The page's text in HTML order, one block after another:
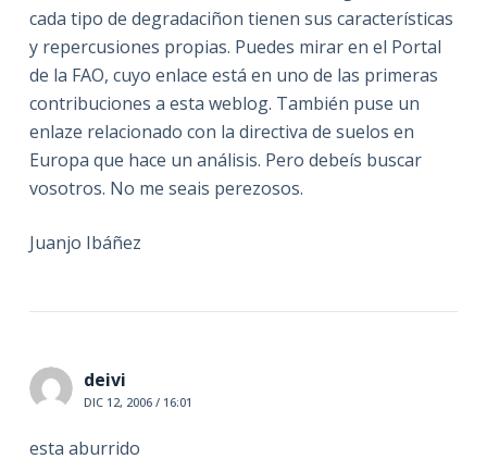
cada tipo de degradaciñon tienen sus características
y repercusiones propias. Puedes mirar en el Portal
de la FAO, cuyo enlace está en uno de las primeras
contribuciones a esta weblog. También puse un
enlaze relacionado con la directiva de suelos en
Europa que hace un análisis. Pero debeís buscar
vosotros. No me seais perezosos.
Juanjo Ibáñez
deivi
DIC 12, 2006 / 16:01
esta aburrido